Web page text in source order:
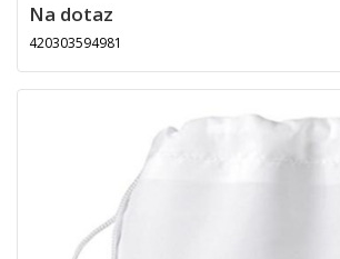
Na dotaz
420303594981